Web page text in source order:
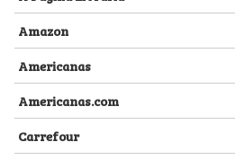
Amazon
Americanas
Americanas.com
Carrefour